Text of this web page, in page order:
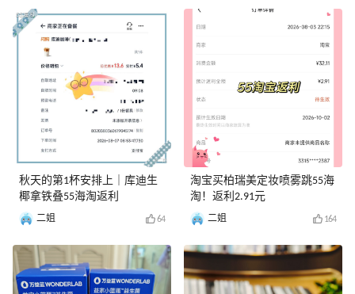
秋天的第1杯安排上｜库迪生
椰拿铁叠55海淘返利
二姐 64
淘宝买柏瑞美定妆喷雾跳55海
淘！返利2.91元
二姐 164